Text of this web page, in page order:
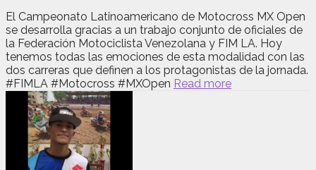
El Campeonato Latinoamericano de Motocross MX Open
se desarrolla gracias a un trabajo conjunto de oficiales de
la Federación Motociclista Venezolana y FIM LA. Hoy
tenemos todas las emociones de esta modalidad con las
dos carreras que definen a los protagonistas de la jornada.
#FIMLA #Motocross #MXOpen Read more